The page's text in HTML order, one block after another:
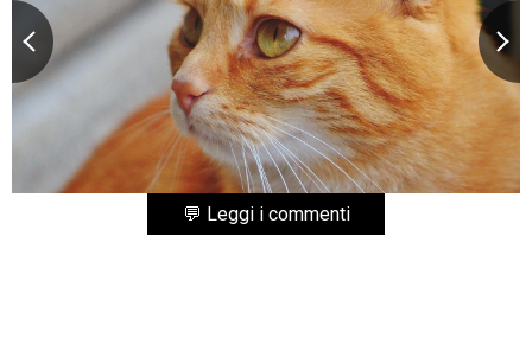
💬 Leggi i commenti